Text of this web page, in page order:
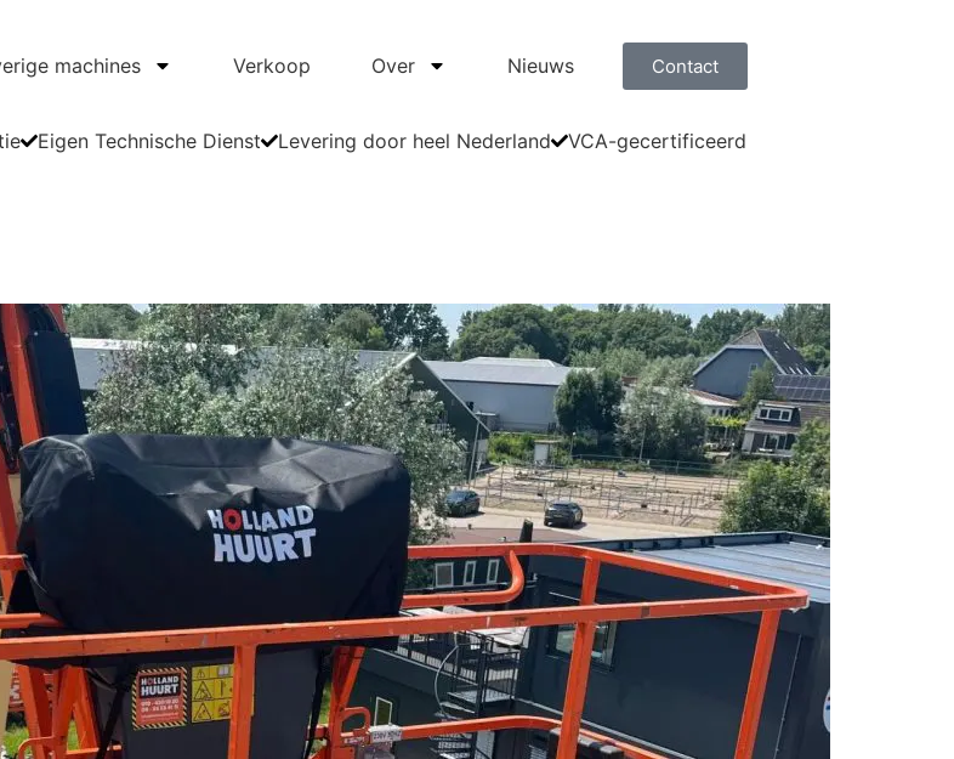
machines Verkoop Over Nieuws Contact
Eigen Technische Dienst Levering door heel Nederland VCA-gecertificeerd